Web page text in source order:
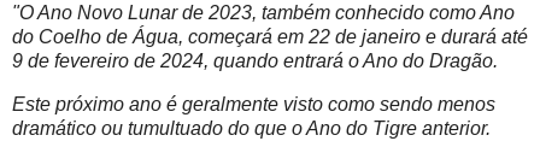
"O Ano Novo Lunar de 2023, também conhecido como Ano
do Coelho de Água, começará em 22 de janeiro e durará até
9 de fevereiro de 2024, quando entrará o Ano do Dragão.
Este próximo ano é geralmente visto como sendo menos
dramático ou tumultuado do que o Ano do Tigre anterior.